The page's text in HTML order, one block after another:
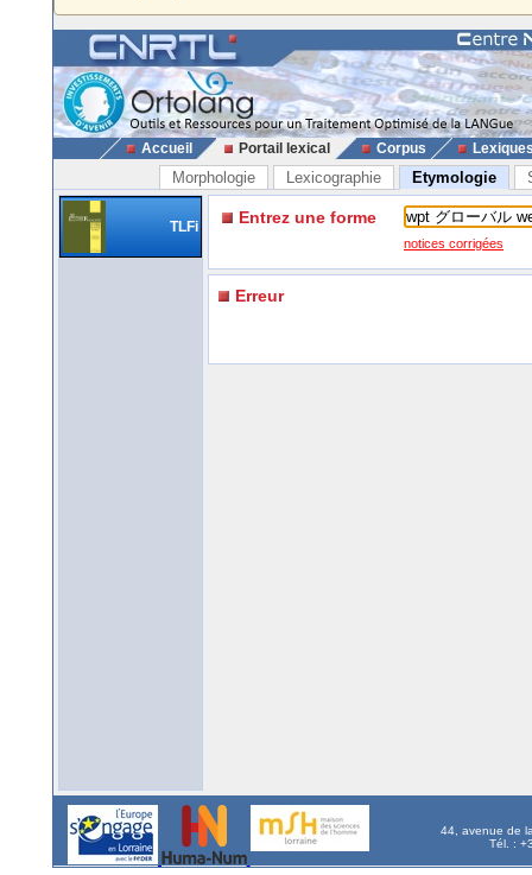
Accueil Portail lexical Corpus
Morphologie Lexicographie Etymologie
TLFi Entrez une forme
notices corrigées
Erreur
44, avenue de
Tél. :